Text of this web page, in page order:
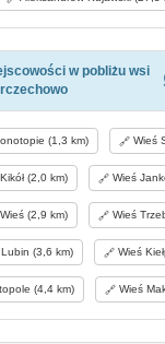
w pobliżu wsi
(1,3 km) Wieś
(2,0 km) Wieś
(2,9 km) Wieś
(3,6 km) Wieś
(4,4 km) Wieś